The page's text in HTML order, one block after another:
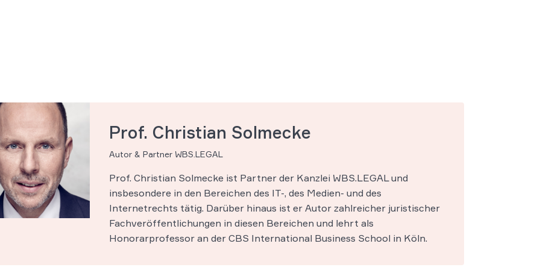
Prof. Christian Solmecke
Autor & Partner WBS.LEGAL
Prof. Christian Solmecke ist Partner der Kanzlei WBS.LEGAL und
insbesondere in den Bereichen des IT-, des Medien- und des
Internetrechts tätig. Darüber hinaus ist er Autor zahlreicher juristischer
Fachveröffentlichungen in diesen Bereichen und lehrt als
Honorarprofessor an der CBS International Business School in Köln.